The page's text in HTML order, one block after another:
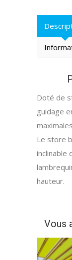
Doté de
guidage
Le store
inclinable
hauteur.
Vous